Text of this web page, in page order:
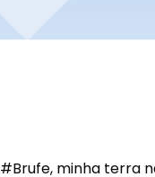
#Brufe, minha terra